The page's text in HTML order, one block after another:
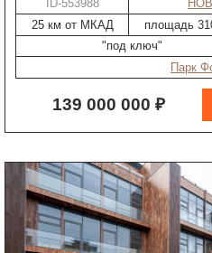
ID-553988
25 км от МКАД
площадь
"под ключ"
Парк
139 000 000 ₽